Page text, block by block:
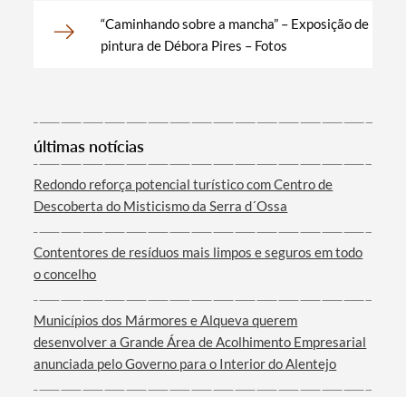
Categorias gerais
Filtros
“Caminhando sobre a mancha” – Exposição de
pintura de Débora Pires – Fotos
últimas notícias
Redondo reforça potencial turístico com Centro de
Descoberta do Misticismo da Serra d´Ossa
Contentores de resíduos mais limpos e seguros em todo
o concelho
Municípios dos Mármores e Alqueva querem
desenvolver a Grande Área de Acolhimento Empresarial
anunciada pelo Governo para o Interior do Alentejo